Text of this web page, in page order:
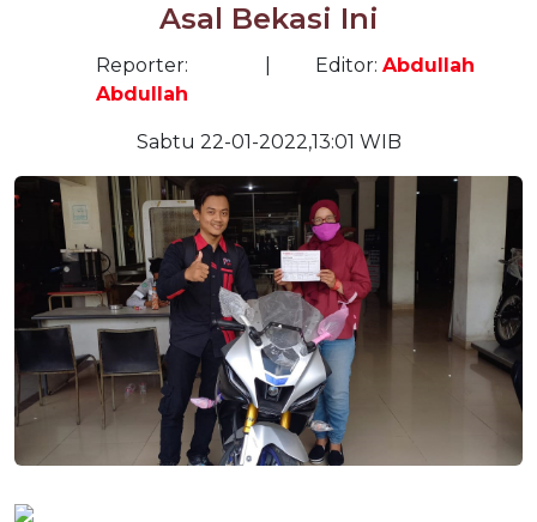
Asal Bekasi Ini
Reporter:
Abdullah
Editor:Abdullah
Sabtu 22-01-2022,13:01 WIB